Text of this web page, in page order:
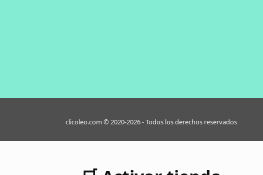
clicoleo.com © 2020-2026 - Todos los derechos reservados